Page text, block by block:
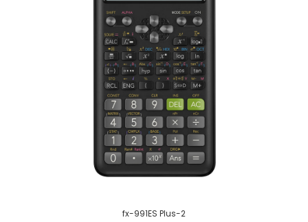
fx-991ES Plus-2